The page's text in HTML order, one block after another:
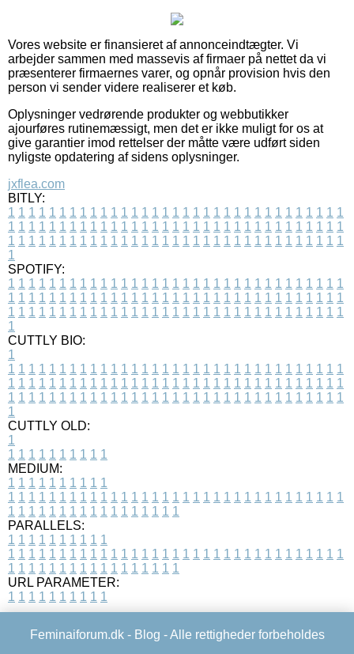
Vores website er finansieret af annonceindtægter. Vi
arbejder sammen med massevis af firmaer på nettet da vi
præsenterer firmaernes varer, og opnår provision hvis den
person vi sender videre realiserer et køb.
Oplysninger vedrørende produkter og webbutikker
ajourføres rutinemæssigt, men det er ikke muligt for os at
give garantier imod rettelser der måtte være udført siden
nyligste opdatering af sidens oplysninger.
jxflea.com
BITLY:
1 1 1 1 1 1 1 1 1 1 1 1 1 1 1 1 1 1 1 1 1 1 1 1 1 1 1 1 1 1 1 1 1
1 1 1 1 1 1 1 1 1 1 1 1 1 1 1 1 1 1 1 1 1 1 1 1 1 1 1 1 1 1 1 1 1
1 1 1 1 1 1 1 1 1 1 1 1 1 1 1 1 1 1 1 1 1 1 1 1 1 1 1 1 1 1 1 1 1
1
SPOTIFY:
1 1 1 1 1 1 1 1 1 1 1 1 1 1 1 1 1 1 1 1 1 1 1 1 1 1 1 1 1 1 1 1 1
1 1 1 1 1 1 1 1 1 1 1 1 1 1 1 1 1 1 1 1 1 1 1 1 1 1 1 1 1 1 1 1 1
1 1 1 1 1 1 1 1 1 1 1 1 1 1 1 1 1 1 1 1 1 1 1 1 1 1 1 1 1 1 1 1 1
1
CUTTLY BIO:
1
1 1 1 1 1 1 1 1 1 1 1 1 1 1 1 1 1 1 1 1 1 1 1 1 1 1 1 1 1 1 1 1 1
1 1 1 1 1 1 1 1 1 1 1 1 1 1 1 1 1 1 1 1 1 1 1 1 1 1 1 1 1 1 1 1 1
1 1 1 1 1 1 1 1 1 1 1 1 1 1 1 1 1 1 1 1 1 1 1 1 1 1 1 1 1 1 1 1 1
1
CUTTLY OLD:
1
1 1 1 1 1 1 1 1 1 1
MEDIUM:
1 1 1 1 1 1 1 1 1 1
1 1 1 1 1 1 1 1 1 1 1 1 1 1 1 1 1 1 1 1 1 1 1 1 1 1 1 1 1 1 1 1 1
1 1 1 1 1 1 1 1 1 1 1 1 1 1 1 1 1
PARALLELS:
1 1 1 1 1 1 1 1 1 1
1 1 1 1 1 1 1 1 1 1 1 1 1 1 1 1 1 1 1 1 1 1 1 1 1 1 1 1 1 1 1 1 1
1 1 1 1 1 1 1 1 1 1 1 1 1 1 1 1 1
URL PARAMETER:
1 1 1 1 1 1 1 1 1 1
Feminaiforum.dk - Blog - Alle rettigheder forbeholdes